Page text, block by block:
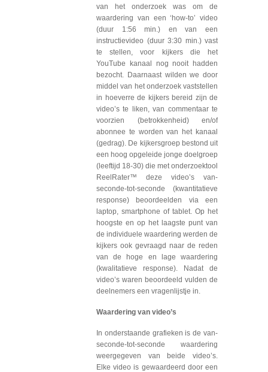
van het onderzoek was om de
waardering van een ‘how-to’ video
(duur 1:56 min.) en van een
instructievideo (duur 3:30 min.) vast
te stellen, voor kijkers die het
YouTube kanaal nog nooit hadden
bezocht. Daarnaast wilden we door
middel van het onderzoek vaststellen
in hoeverre de kijkers bereid zijn de
video’s te liken, van commentaar te
voorzien (betrokkenheid) en/of
abonnee te worden van het kanaal
(gedrag). De kijkersgroep bestond uit
een hoog opgeleide jonge doelgroep
(leeftijd 18-30) die met onderzoektool
ReelRater™ deze video’s van-
seconde-tot-seconde (kwantitatieve
response) beoordeelden via een
laptop, smartphone of tablet. Op het
hoogste en op het laagste punt van
de individuele waardering werden de
kijkers ook gevraagd naar de reden
van de hoge en lage waardering
(kwalitatieve response). Nadat de
video’s waren beoordeeld vulden de
deelnemers een vragenlijstje in.
Waardering van video’s
In onderstaande grafieken is de van-
seconde-tot-seconde waardering
weergegeven van beide video’s.
Elke video is gewaardeerd door een